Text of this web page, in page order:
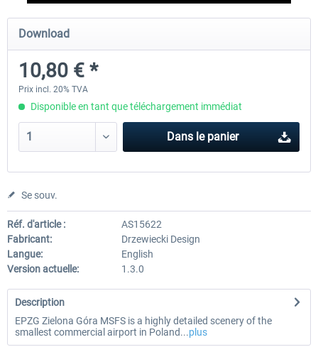
Aerosoft Airport Cologne/Bonn
18,10 € *
sim-wings Hamburg
Download
10,80 € *
Prix incl. 20% TVA
Disponible en tant que téléchargement immédiat
Dans le panier
Se souv.
Réf. d'article :
AS15622
Fabricant:
Drzewiecki Design
Langue:
English
Version actuelle:
1.3.0
Description
EPZG Zielona Góra MSFS is a highly detailed scenery of the
smallest commercial airport in Poland...plus